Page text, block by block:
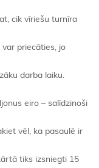
cik vīriešu turnīra
priecāties, jo
darba laiku.
eiro – salīdzinoši
vēl, ka pasaulē ir
tiks izsniegti 15